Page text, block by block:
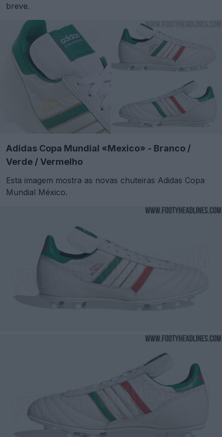
breve.
Adidas Copa Mundial «Mexico» - Branco /
Verde / Vermelho
Esta imagem mostra as novas chuteiras Adidas Copa
Mundial México.